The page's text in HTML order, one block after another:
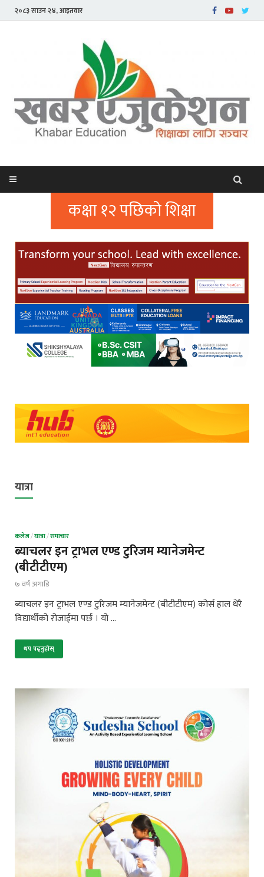
२०८३ साउन २४, आइतवार
कक्षा १२ पछिको शिक्षा
यात्रा
कलेज/यात्रा/समाचार
ब्याचलर इन ट्राभल एण्ड टुरिजम म्यानेजमेन्ट
(बीटीटीएम)
७ वर्ष अगाडि
ब्याचलर इन ट्राभल एण्ड टुरिजम म्यानेजमेन्ट (बीटीटीएम) कोर्स हाल धेरै
विद्यार्थीको रोजाईमा पर्छ । यो …
थप पढ्नुहोस्